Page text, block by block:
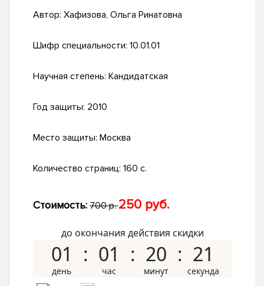
Автор: Хафизова, Ольга Ринатовна
Шифр специальности: 10.01.01
Научная степень: Кандидатская
Год защиты: 2010
Место защиты: Москва
Количество страниц: 160 с.
Стоимость: 700 р.250 руб.
до окончания действия скидки
01 01 20 20